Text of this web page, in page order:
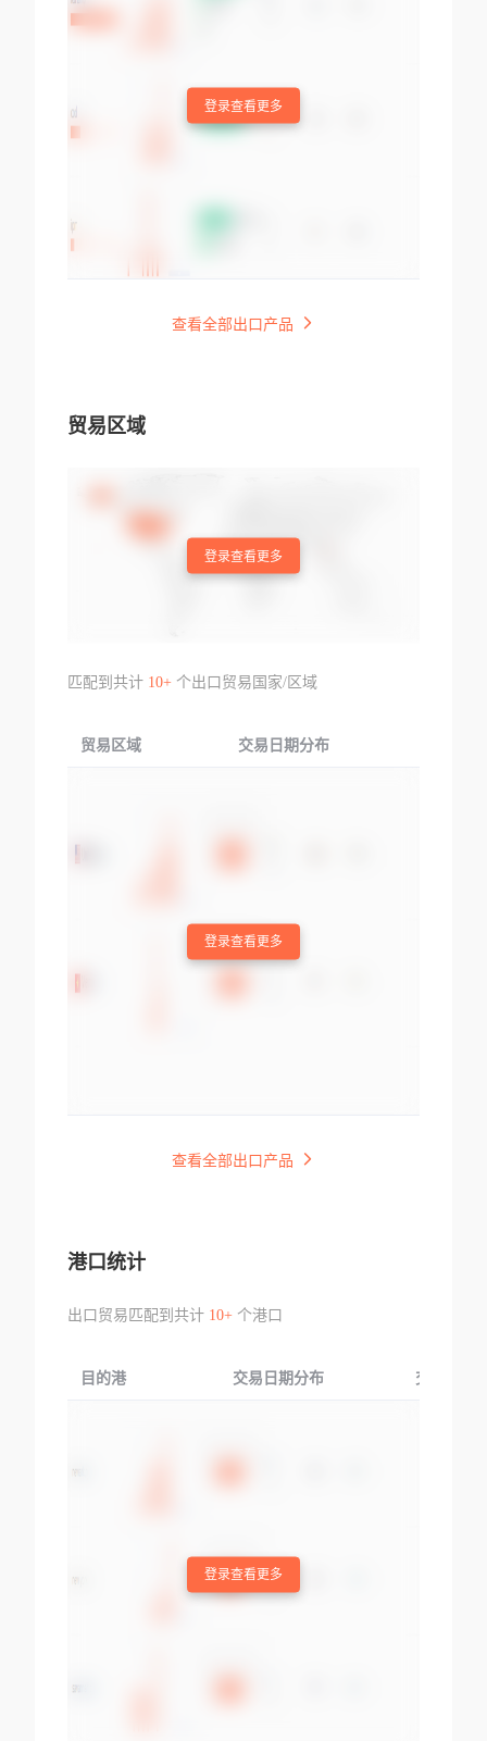
登录查看更多
查看全部出口产品
贸易区域
登录查看更多
匹配到共计 10+个出口贸易国家/区域
贸易区域 交易日期分布
登录查看更多
查看全部出口产品
港口统计
出口贸易匹配到共计 10+个港口
目的港 交易日期分布 交易产品
登录查看更多